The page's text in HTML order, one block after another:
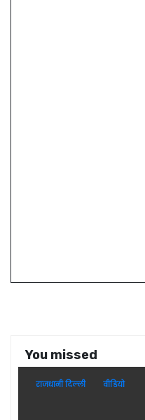
You missed
राजधानी दिल्ली वीडियो